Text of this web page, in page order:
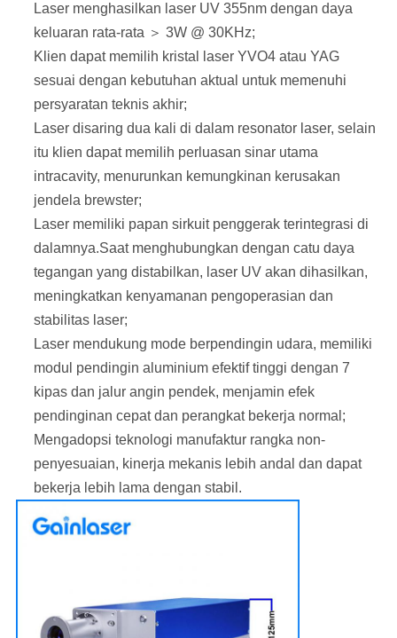
Laser menghasilkan laser UV 355nm dengan daya
keluaran rata-rata ＞ 3W @ 30KHz;
Klien dapat memilih kristal laser YVO4 atau YAG
sesuai dengan kebutuhan aktual untuk memenuhi
persyaratan teknis akhir;
Laser disaring dua kali di dalam resonator laser, selain
itu klien dapat memilih perluasan sinar utama
intracavity, menurunkan kemungkinan kerusakan
jendela brewster;
Laser memiliki papan sirkuit penggerak terintegrasi di
dalamnya.Saat menghubungkan dengan catu daya
tegangan yang distabilkan, laser UV akan dihasilkan,
meningkatkan kenyamanan pengoperasian dan
stabilitas laser;
Laser mendukung mode berpendingin udara, memiliki
modul pendingin aluminium efektif tinggi dengan 7
kipas dan jalur angin pendek, menjamin efek
pendinginan cepat dan perangkat bekerja normal;
Mengadopsi teknologi manufaktur rangka non-
penyesuaian, kinerja mekanis lebih andal dan dapat
bekerja lebih lama dengan stabil.